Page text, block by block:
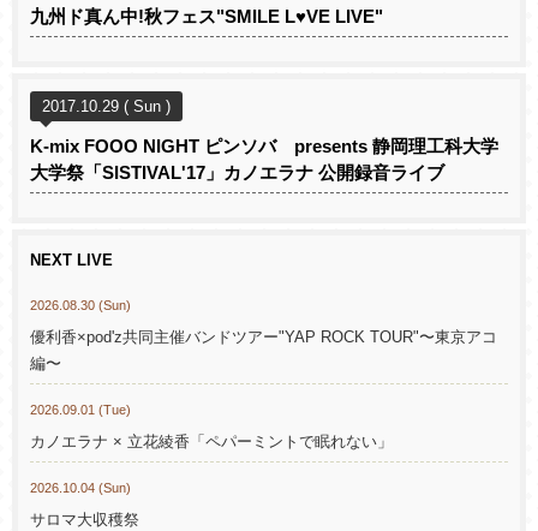
九州ド真ん中!秋フェス"SMILE L♥VE LIVE"
2017.10.29 ( Sun )
K-mix FOOO NIGHT ピンソバ presents 静岡理工科大学
大学祭「SISTIVAL'17」カノエラナ 公開録音ライブ
NEXT LIVE
2026.08.30 (Sun)
優利香×pod'z共同主催バンドツアー"YAP ROCK TOUR"〜東京アコ
編〜
2026.09.01 (Tue)
カノエラナ × 立花綾香「ペパーミントで眠れない」
2026.10.04 (Sun)
サロマ大収穫祭